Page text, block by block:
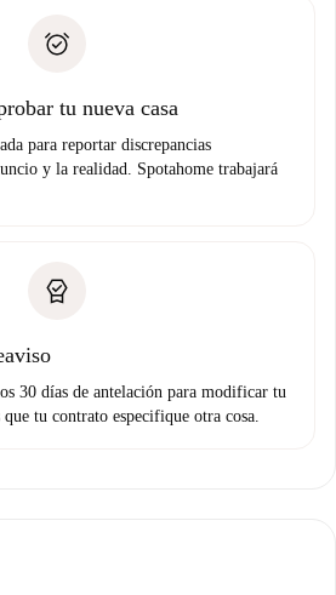
problema.
tu nueva casa
para reportar discrepancias
y la realidad. Spotahome trabajará
30 días de antelación para modificar tu
tu contrato especifique otra cosa.